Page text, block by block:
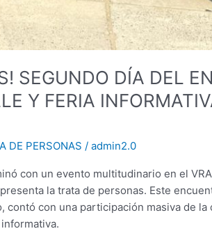
SEGUNDO DÍA DEL
Y FERIA
DE PERSONAS /admin2.0
con un evento multitudinario en el
la trata de personas. Este
con una participación masiva de la